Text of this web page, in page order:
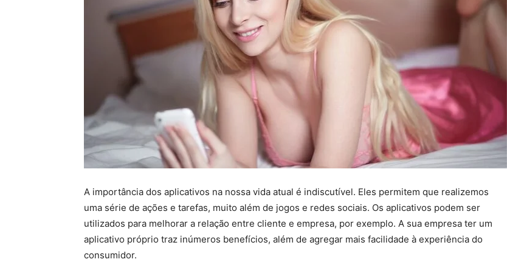
A importância dos aplicativos na nossa vida atual é indiscutível. Eles permitem que realizemos
uma série de ações e tarefas, muito além de jogos e redes sociais. Os aplicativos podem ser
utilizados para melhorar a relação entre cliente e empresa, por exemplo. A sua empresa ter um
aplicativo próprio traz inúmeros benefícios, além de agregar mais facilidade à experiência do
consumidor.